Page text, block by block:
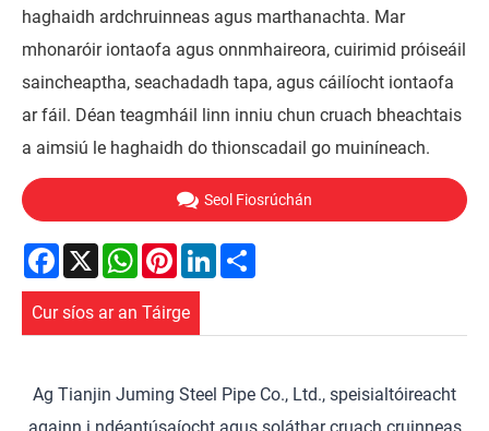
haghaidh ardchruinneas agus marthanachta. Mar
mhonaróir iontaofa agus onnmhaireora, cuirimid próiseáil
saincheaptha, seachadadh tapa, agus cáilíocht iontaofa
ar fáil. Déan teagmháil linn inniu chun cruach bheachtais
a aimsiú le haghaidh do thionscadail go muiníneach.
Seol Fiosrúchán
Facebook
X WhatsApp
PinterestLinkedIn
Cur síos ar an Táirge
Ag Tianjin Juming Steel Pipe Co., Ltd., speisialtóireacht
againn i ndéantúsaíocht agus soláthar cruach cruinneas